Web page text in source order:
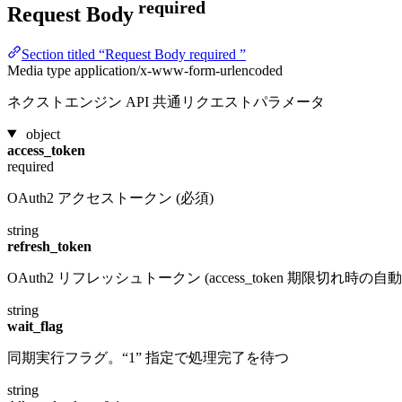
Request Body required
Section titled “Request Body required ”
Media type application/x-www-form-urlencoded
ネクストエンジン API 共通リクエストパラメータ
object
access_token
required
OAuth2 アクセストークン (必須)
string
refresh_token
OAuth2 リフレッシュトークン (access_token 期限切れ時の自
string
wait_flag
同期実行フラグ。“1” 指定で処理完了を待つ
string